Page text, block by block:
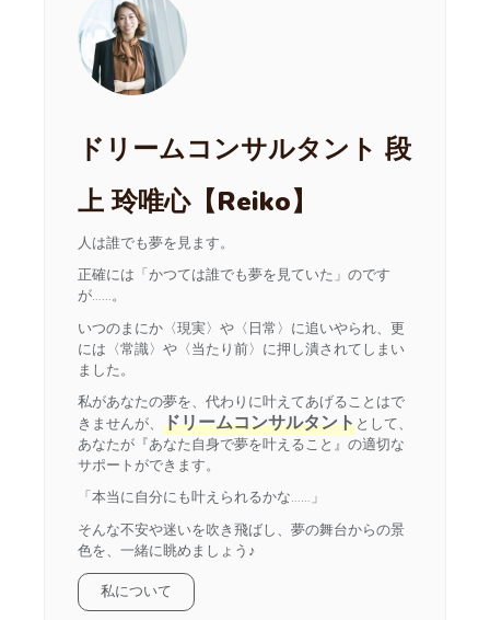
ドリームコンサルタント 段
上 玲唯心【Reiko】
人は誰でも夢を見ます。
正確には「かつては誰でも夢を見ていた」のです
が……。
いつのまにか〈現実〉や〈日常〉に追いやられ、更
には〈常識〉や〈当たり前〉に押し潰されてしまい
ました。
私があなたの夢を、代わりに叶えてあげることはで
きませんが、 ドリームコンサルタントとして、
あなたが『あなた自身で夢を叶えること』の適切な
サポートができます。
「本当に自分にも叶えられるかな……」
そんな不安や迷いを吹き飛ばし、夢の舞台からの景
色を、一緒に眺めましょう♪
私について